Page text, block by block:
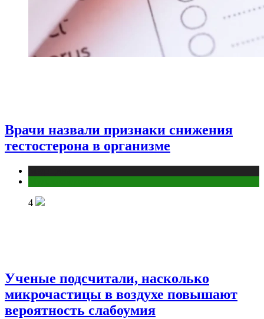
Врачи назвали признаки снижения
тестостерона в организме
4
Ученые подсчитали, насколько
микрочастицы в воздухе повышают
вероятность слабоумия